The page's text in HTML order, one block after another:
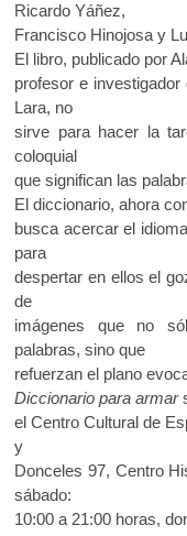
Ricardo Yáñez,
Francisco Hinojosa y
El libro, publicado por
profesor e
Lara, no
sirve para hacer la
coloquial
que significan las
El diccionario, ahora
busca acercar el
para
despertar en ellos el
de
imágenes que no
palabras, sino que
refuerzan el plano
Diccionario para armar
el Centro Cultural de
y
Donceles 97, Centro
sábado:
10:00 a 21:00 horas,